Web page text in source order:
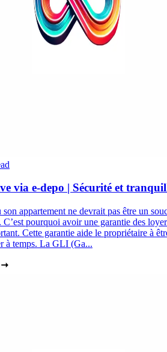
via e-depo | Sécurité et
appartement ne devrait pas être un
pourquoi avoir une garantie des
Cette garantie aide le propriétaire à
à temps. La GLI (Ga...